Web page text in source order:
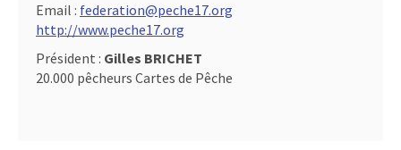
Email : federation@peche17.org
http://www.peche17.org
Président : Gilles BRICHET
20.000 pêcheurs Cartes de Pêche